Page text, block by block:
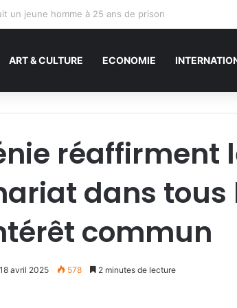
ART & CULTURE ECONOMIE
réaffirment
dans tous
commun
18 avril 2025 578 2 minutes de lecture